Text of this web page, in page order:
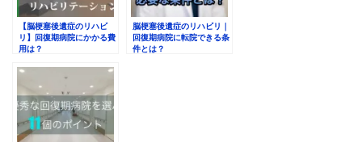
【脳梗塞後遺症のリハビ
リ】回復期病院にかかる費
用は？
脳梗塞後遺症のリハビリ｜
回復期病院に転院できる条
件とは？